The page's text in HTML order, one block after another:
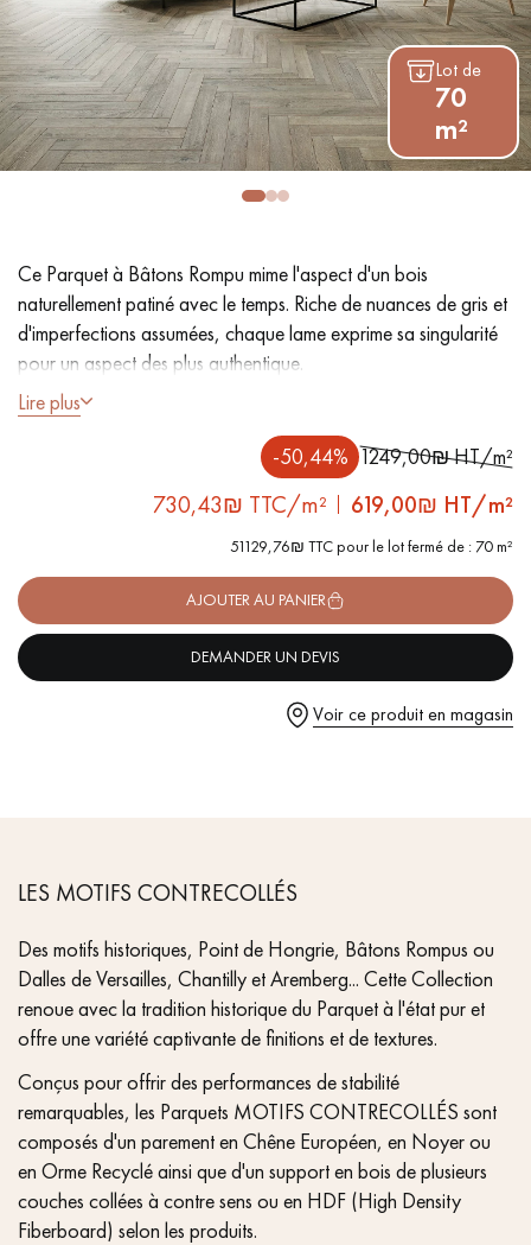
PARQUET VIEILLI PARQUET EN CHÊNE FUMÉ
PARQUET LAMES LARGES XXL PARQUET EN CHÊNE
ACCESSOIRES PARQUET
D'INTÉRIEUR
Nos conseillers sont disponibles au
09-8899140
VOUS AVEZ UN PROJET ?
Nos experts sont à votre disposition pour vous guider pas à
pas dans le choix et la pose de votre parquet.
Un expert Décoplus Parquets vous appelle
Demandez un rendez-vous personnalisé
Obtenez un devis gratuit !
Lot de
70
m²
Ce Parquet à Bâtons Rompu mime l'aspect d'un bois
naturellement patiné avec le temps. Riche de nuances de gris et
d'imperfections assumées, chaque lame exprime sa singularité
pour un aspect des plus authentique.
- Lames Largeur 10 cm
- Épaisseur 20 mm pose flottante, collée ou clouée sur
- Vielli par oxydation, Vernis mat à base d'eau
- Scié, Effet de surface 3D, Chanfreins vieillis à la main des 4
côtés
- Choix Authentic - nœuds, gerces, fissures colmatées, aubiers
- Couche d'usure de 6 mm, équivalente à un parquet massif
- Disponible dans d'autres formats
Lire plus
-50,44% 1249,00₪ HT/m²
730,43₪ TTC/m² 619,00₪ HT/m²
51129,76₪ TTC pour le lot fermé de : 70 m²
AJOUTER AU PANIER
DEMANDER UN DEVIS
Voir ce produit en magasin
LES MOTIFS CONTRECOLLÉS
Des motifs historiques, Point de Hongrie, Bâtons Rompus ou
Dalles de Versailles, Chantilly et Aremberg... Cette Collection
renoue avec la tradition historique du Parquet à l'état pur et
offre une variété captivante de finitions et de textures.
Conçus pour offrir des performances de stabilité
remarquables, les Parquets MOTIFS CONTRECOLLÉS sont
composés d'un parement en Chêne Européen, en Noyer ou
en Orme Recyclé ainsi que d'un support en bois de plusieurs
couches collées à contre sens ou en HDF (High Density
Fiberboard) selon les produits.